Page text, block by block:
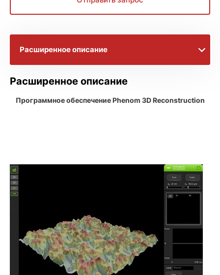
Расширенное описание
Технические характеристики
Брошюра с информацией
Расширенное описание
Программное обеспечение Phenom 3D Reconstruction